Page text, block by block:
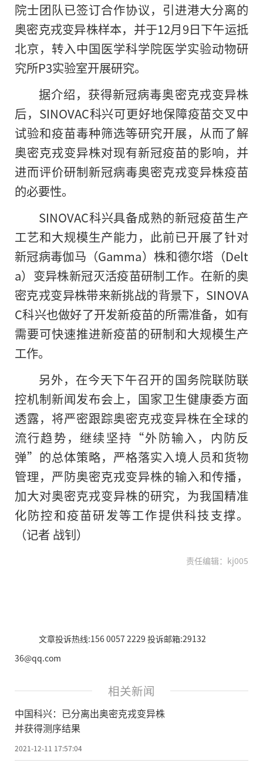
院士团队已签订合作协议，引进港大分离的
奥密克戎变异株样本，并于12月9日下午运抵
北京，转入中国医学科学院医学实验动物研
究所P3实验室开展研究。
据介绍，获得新冠病毒奥密克戎变异株
后，SINOVAC科兴可更好地保障疫苗交叉中
试验和疫苗毒种筛选等研究开展，从而了解
奥密克戎变异株对现有新冠疫苗的影响，并
进而评价研制新冠病毒奥密克戎变异株疫苗
的必要性。
SINOVAC科兴具备成熟的新冠疫苗生产
工艺和大规模生产能力，此前已开展了针对
新冠病毒伽马（Gamma）株和德尔塔（Delt
a）变异株新冠灭活疫苗研制工作。在新的奥
密克戎变异株带来新挑战的背景下，SINOVA
C科兴也做好了开发新疫苗的所需准备，如有
需要可快速推进新疫苗的研制和大规模生产
工作。
另外，在今天下午召开的国务院联防联
控机制新闻发布会上，国家卫生健康委方面
透露，将严密跟踪奥密克戎变异株在全球的
流行趋势，继续坚持“外防输入，内防反
弹”的总体策略，严格落实入境人员和货物
管理，严防奥密克戎变异株的输入和传播，
加大对奥密克戎变异株的研究，为我国精准
化防控和疫苗研发等工作提供科技支撑。
（记者 战钊）
责任编辑：kj005
文章投诉热线:156 0057 2229 投诉邮箱:29132
36@qq.com
相关新闻
中国科兴：已分离出奥密克戎变异株
并获得测序结果
2021-12-11 17:57:04